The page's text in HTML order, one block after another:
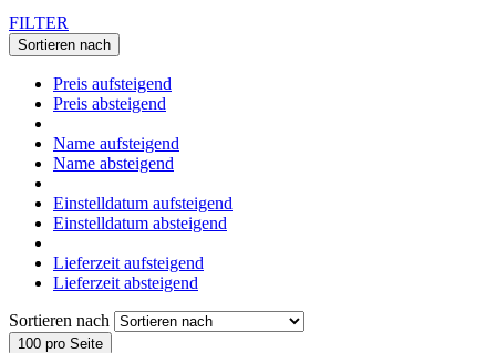
FILTER
Sortieren nach
Preis aufsteigend
Preis absteigend
Name aufsteigend
Name absteigend
Einstelldatum aufsteigend
Einstelldatum absteigend
Lieferzeit aufsteigend
Lieferzeit absteigend
Sortieren nach
100 pro Seite